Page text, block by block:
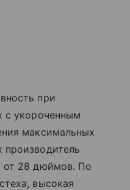
при
с укороченным
максимальных
производитель
от 28 дюймов. По
высокая